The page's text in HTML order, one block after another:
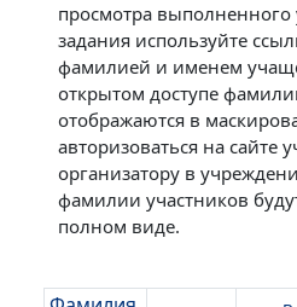
просмотра выполненного
задания используйте
фамилией и именем
открытом доступе
отображаются в
авторизоваться на сайте
организатору в
фамилии участников
полном виде.